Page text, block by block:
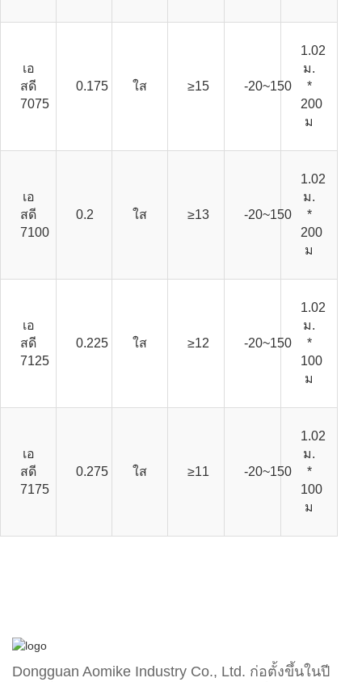
เอ
สดี
7075
0.175 ใส ≥15 -20~150
1.02
ม.
*
200
ม
เอ
สดี
7100
0.2 ใส ≥13 -20~150
1.02
ม.
*
200
ม
เอ
สดี
7125
0.225 ใส ≥12 -20~150
1.02
ม.
*
100
ม
เอ
สดี
7175
0.275 ใส ≥11 -20~150
1.02
ม.
*
100
ม
Dongguan Aomike Industry Co., Ltd. ก่อตั้งขึ้นในปี